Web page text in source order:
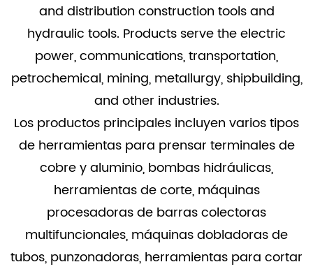
and distribution construction tools and
hydraulic tools. Products serve the electric
power, communications, transportation,
petrochemical, mining, metallurgy, shipbuilding,
and other industries.
Los productos principales incluyen varios tipos
de herramientas para prensar terminales de
cobre y aluminio, bombas hidráulicas,
herramientas de corte, máquinas
procesadoras de barras colectoras
multifuncionales, máquinas dobladoras de
tubos, punzonadoras, herramientas para cortar